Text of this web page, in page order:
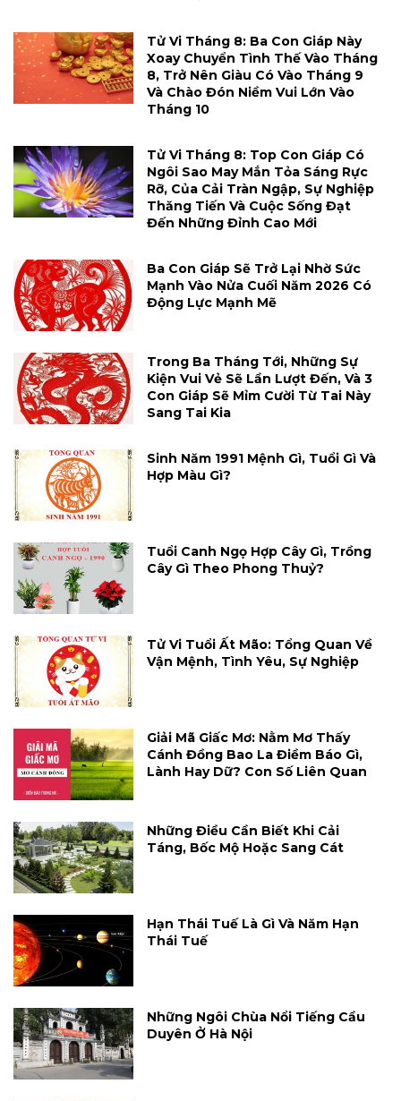
Tử Vi Tháng 8: Ba Con Giáp Này
Xoay Chuyển Tình Thế Vào Tháng
8, Trở Nên Giàu Có Vào Tháng 9
Và Chào Đón Niềm Vui Lớn Vào
Tháng 10
Tử Vi Tháng 8: Top Con Giáp Có
Ngôi Sao May Mắn Tỏa Sáng Rực
Rỡ, Của Cải Tràn Ngập, Sự Nghiệp
Thăng Tiến Và Cuộc Sống Đạt
Đến Những Đỉnh Cao Mới
Ba Con Giáp Sẽ Trở Lại Nhờ Sức
Mạnh Vào Nửa Cuối Năm 2026 Có
Động Lực Mạnh Mẽ
Trong Ba Tháng Tới, Những Sự
Kiện Vui Vẻ Sẽ Lần Lượt Đến, Và 3
Con Giáp Sẽ Mỉm Cười Từ Tai Này
Sang Tai Kia
Sinh Năm 1991 Mệnh Gì, Tuổi Gì Và
Hợp Màu Gì?
Tuổi Canh Ngọ Hợp Cây Gì, Trồng
Cây Gì Theo Phong Thuỷ?
Tử Vi Tuổi Ất Mão: Tổng Quan Về
Vận Mệnh, Tình Yêu, Sự Nghiệp
Giải Mã Giấc Mơ: Nằm Mơ Thấy
Cánh Đồng Bao La Điềm Báo Gì,
Lành Hay Dữ? Con Số Liên Quan
Những Điều Cần Biết Khi Cải
Táng, Bốc Mộ Hoặc Sang Cát
Hạn Thái Tuế Là Gì Và Năm Hạn
Thái Tuế
Những Ngôi Chùa Nổi Tiếng Cầu
Duyên Ở Hà Nội